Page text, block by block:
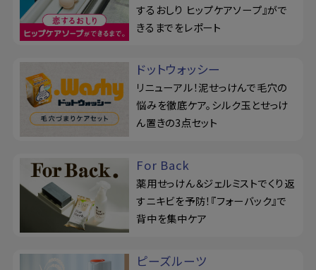
するおしり ヒップケアソープ』がで
きるまでをレポート
ドットウォッシー
リニューアル！泥せっけんで毛穴の
悩みを徹底ケア。シルク玉とせっけ
ん置きの3点セット
For Back
薬用せっけん＆ジェルミストでくり返
すニキビを予防！『フォーバック』で
背中を集中ケア
ピーズルーツ